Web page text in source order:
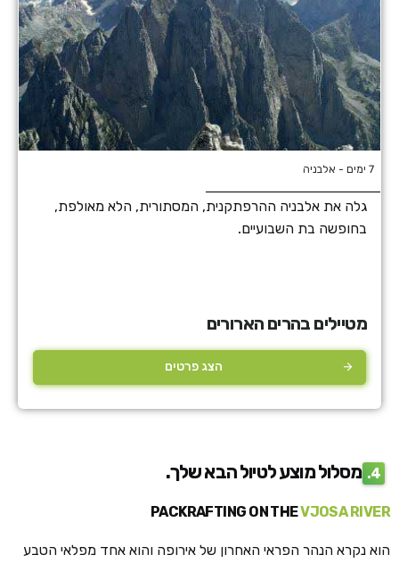
7 ימים - אלבניה
גלה את אלבניה ההרפתקנית, המסתורית, הלא מאולפת,
בחופשה בת השבועיים.
מטיילים בהרים הארורים
הצג פרטים
4. מסלול מוצעלטיול הבא שלך.
PACKRAFTING ON THEVJOSA RIVER
הוא נקרא הנהר הפראי האחרון של אירופה והוא אחד מפלאי הטבע